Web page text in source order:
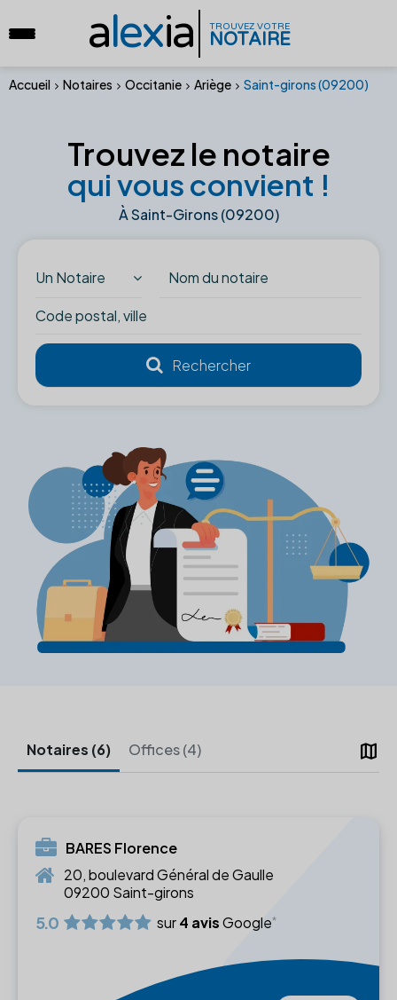
alexia TROUVEZ VOTRE
NOTAIRE
Accueil Notaires Occitanie Ariège Saint-girons (09200)
Trouvez le notaire
qui vous convient !
À Saint-Girons (09200)
Un Notaire
map
Notaires (6) Offices (4)
BARES Florence
20, boulevard Général de Gaulle
09200 Saint-girons
5.0 sur4 avisGoogle